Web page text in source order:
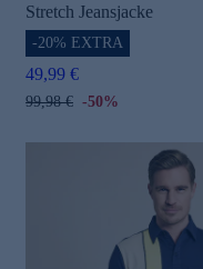
Stretch Jeansjacke
-20% EXTRA
49,99 €
99,98 € -50%